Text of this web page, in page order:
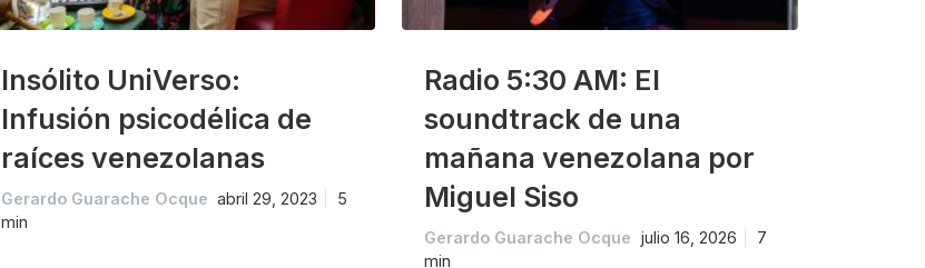
Insólito UniVerso:
Infusión psicodélica de
raíces venezolanas
Gerardo Guarache Ocque abril 29, 2023
5
min
Radio 5:30 AM: El
soundtrack de una
mañana venezolana por
Miguel Siso
Gerardo Guarache Ocque julio 16, 2026
7
min